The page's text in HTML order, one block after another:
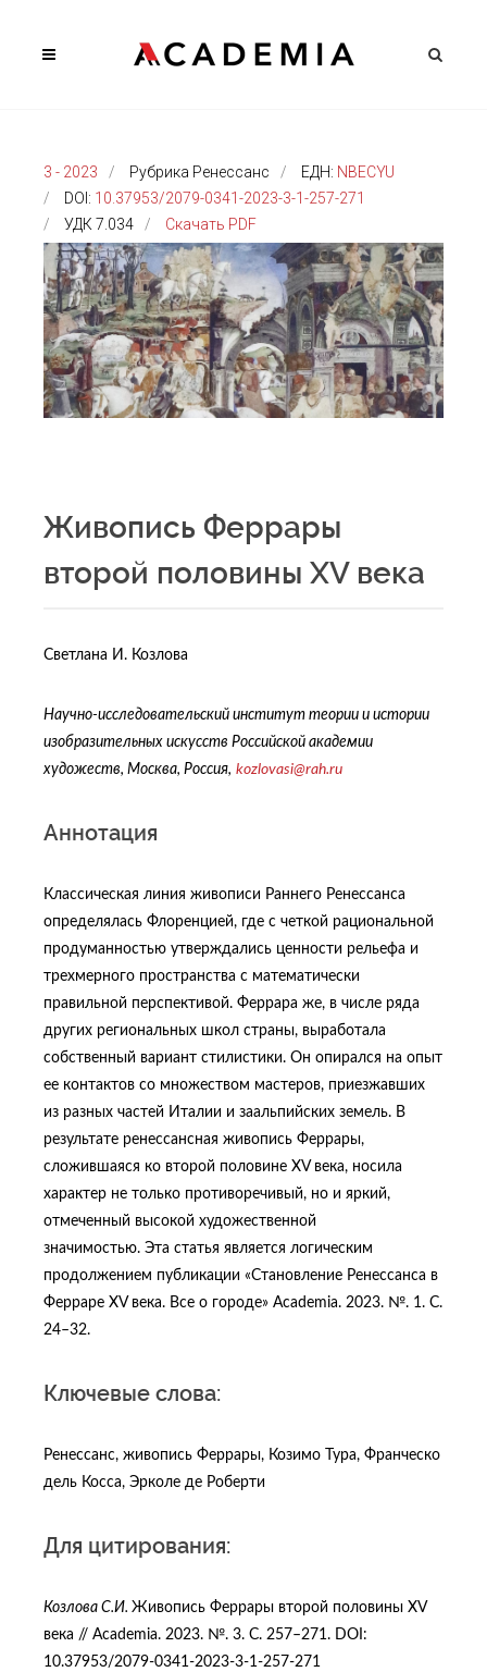
3 - 2023 Рубрика Ренессанс ЕДН: NBECYU
DOI: 10.37953/2079-0341-2023-3-1-257-271
УДК 7.034
Скачать PDF
Живопись Феррары
второй половины XV века
Светлана И. Козлова
Научно-исследовательский институт теории и истории
изобразительных искусств Российской академии
художеств, Москва, Россия, kozlovasi@rah.ru
Аннотация
Классическая линия живописи Раннего Ренессанса
определялась Флоренцией, где с четкой рациональной
продуманностью утверждались ценности рельефа и
трехмерного пространства с математически
правильной перспективой. Феррара же, в числе ряда
других региональных школ страны, выработала
собственный вариант стилистики. Он опирался на опыт
ее контактов со множеством мастеров, приезжавших
из разных частей Италии и заальпийских земель. В
результате ренессансная живопись Феррары,
сложившаяся ко второй половине XV века, носила
характер не только противоречивый, но и яркий,
отмеченный высокой художественной
значимостью. Эта статья является логическим
продолжением публикации «Становление Ренессанса в
Ферраре XV века. Все о городе» Academia. 2023. №. 1. С.
24–32.
Ключевые слова:
Ренессанс, живопись Феррары, Козимо Тура, Франческо
дель Косса, Эрколе де Роберти
Для цитирования:
Козлова С.И. Живопись Феррары второй половины XV
века // Academia. 2023. №. 3. С. 257–271. DOI:
10.37953/2079-0341-2023-3-1-257-271